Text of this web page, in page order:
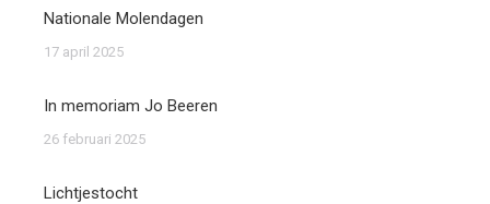
Nationale Molendagen
17 april 2025
In memoriam Jo Beeren
26 februari 2025
Lichtjestocht